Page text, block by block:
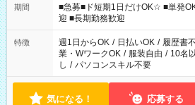
時/9-17時/9-18時/10-18時/11-21時
時/22-翌6時/0-翌8時 ご自身のご都
フト！
期間
■急募■ド短期1日だけOK☆ ■単発
迎 ■長期勤務歓迎
特徴 週1日からOK / 日払いOK / 履歴書
業・WワークOK / 服装自由 / 10名
し / パソコンスキル不要
気になる！ 応募する